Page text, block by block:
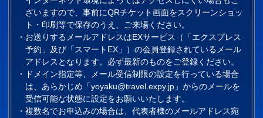
ざいますので、事前にQRチケット画面をスクリーンショッ
ト・印刷等で保存のうえ、ご来場ください。
お送りするメールアドレスはEXサービス（「エクスプレス
予約」及び「スマートEX」）の会員登録されているメール
アドレスとなります。必ず最新のものをご登録ください。
ドメイン指定等、メール受信制限の設定を行っている場合
は、あらかじめ「yoyaku@travel.expy.jp」からのメールを
受信可能な状態に設定をお願いいたします。
複数名でお申込みの場合は、代表者様のメールアドレス宛